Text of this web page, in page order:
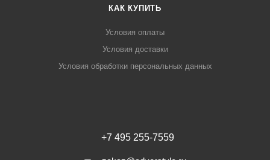
КАК КУПИТЬ
Условия оплаты
Условия доставки
Условия обработки персональных данных
+7 495 255-7559